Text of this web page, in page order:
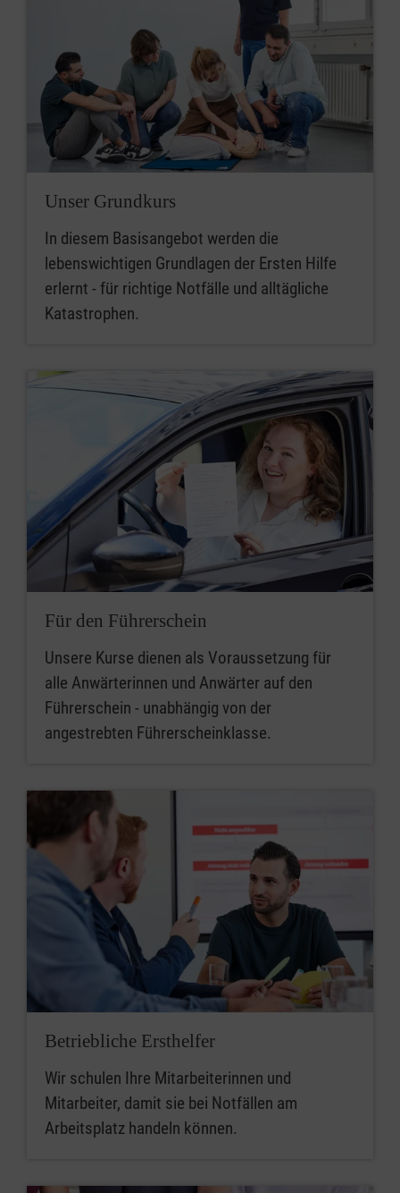
Unser Grundkurs
In diesem Basisangebot werden die
lebenswichtigen Grundlagen der Ersten Hilfe
erlernt - für richtige Notfälle und alltägliche
Katastrophen.
Für den Führerschein
Unsere Kurse dienen als Voraussetzung für
alle Anwärterinnen und Anwärter auf den
Führerschein - unabhängig von der
angestrebten Führerscheinklasse.
Betriebliche Ersthelfer
Wir schulen Ihre Mitarbeiterinnen und
Mitarbeiter, damit sie bei Notfällen am
Arbeitsplatz handeln können.